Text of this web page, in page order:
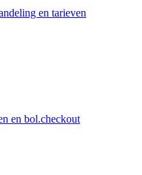
en tarieven
en bol.checkout